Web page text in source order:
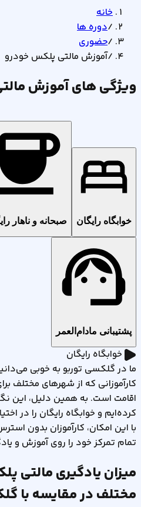
خانه
/دوره ها
/حضوری
/آموزش مالتی پلکس خودرو
ویژگی های آموزش
خوابگاه رایگان صبحانه و ناهار
پشتیبانی مادام‌العمر
خوابگاه رایگان
ما در گلکسی توربو به خوبی
کارآموزانی که از شهرهای مختلف
اقامت است. به همین دلیل، این
کرده‌ایم و خوابگاه رایگان را در
با این امکان، کارآموزان بدون
تمام تمرکز خود را روی آموزش و
میزان یادگیری مالتی
مختلف در مقایسه با